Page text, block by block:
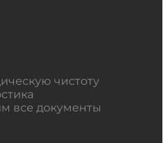
чистоту
все документы